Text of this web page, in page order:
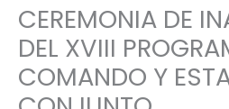
CEREMONIA DE
DEL XVIII
COMANDO Y